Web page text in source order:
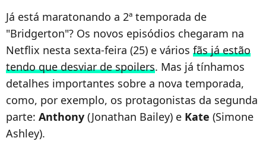
Já está maratonando a 2ª temporada de
"Bridgerton"? Os novos episódios chegaram na
Netflix nesta sexta-feira (25) e vários fãs já estão
tendo que desviar de spoilers. Mas já tínhamos
detalhes importantes sobre a nova temporada,
como, por exemplo, os protagonistas da segunda
parte: Anthony (Jonathan Bailey) e Kate (Simone
Ashley).